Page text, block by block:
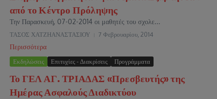
από το Κέντρο Πρόληψης
Την Παρασκευή, 07-02-2014 οι μαθητές του σχολε...
ΤΑΣΟΣ ΧΑΤΖΗΑΝΑΣΤΑΣΙΟΥ 7 Φεβρουαρίου, 2014
Περισσότερα
Εκδηλώσεις Επιτυχίες - Διακρίσεις Προγράμματα
Το ΓΕΛ ΑΓ. ΤΡΙΑΔΑΣ «Πρεσβευτής» της
Ημέρας Ασφαλούς Διαδικτύου